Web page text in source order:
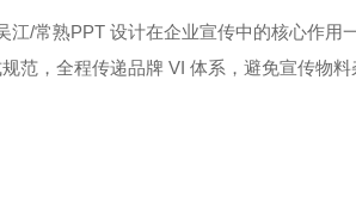
江/常熟PPT 设计在企业宣传中的核心作用
范，全程传递品牌 VI 体系，避免宣传物